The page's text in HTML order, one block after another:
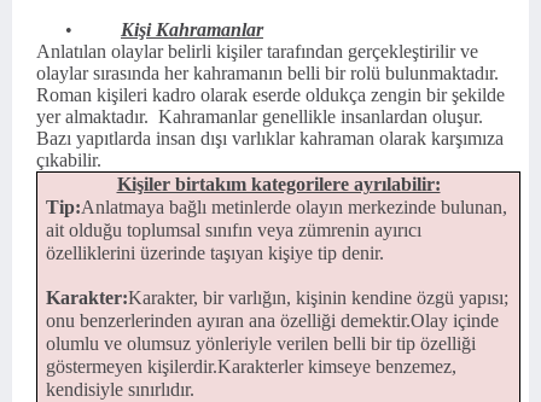
•
Kişi Kahramanlar
Anlatılan olaylar belirli kişiler tarafından gerçekleştirilir ve
olaylar sırasında her kahramanın belli bir rolü bulunmaktadır.
Roman kişileri kadro olarak eserde oldukça zengin bir şekilde
yer almaktadır. Kahramanlar genellikle insanlardan oluşur.
Bazı yapıtlarda insan dışı varlıklar kahraman olarak karşımıza
çıkabilir.
Kişiler birtakım kategorilere ayrılabilir:
Tip:Anlatmaya bağlı metinlerde olayın merke­zinde bulunan,
ait olduğu toplumsal sınıfın veya zümrenin ayırıcı
özelliklerini üzerinde taşıyan kişiye tip denir.
Karakter:Karakter, bir varlığın, kişinin kendine özgü yapısı;
onu benzerlerinden ayıran ana özel­liği demektir.Olay içinde
olumlu ve olumsuz yönleriyle verilen belli bir tip özelliği
göstermeyen kişi­lerdir.Karakterler kimseye benzemez,
kendisiyle sınırlıdır.